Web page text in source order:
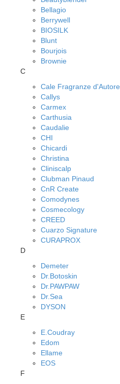
Bellagio
Berrywell
BIOSILK
Blunt
Bourjois
Brownie
C
Cale Fragranze d'Autore
Callys
Carmex
Carthusia
Caudalie
CHI
Chicardi
Christina
Cliniscalp
Clubman Pinaud
CnR Create
Comodynes
Cosmecology
CREED
Cuarzo Signature
CURAPROX
D
Demeter
Dr.Botoskin
Dr.PAWPAW
Dr.Sea
DYSON
E
E.Coudray
Edom
Ellame
EOS
F